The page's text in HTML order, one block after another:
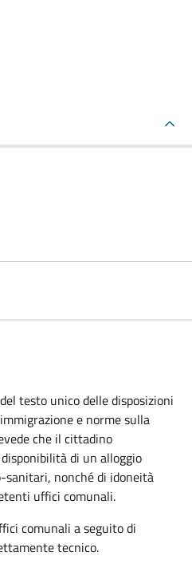
testo unico delle disposizioni
e norme sulla
che il cittadino
di un alloggio
nonché di idoneità
uffici comunali.
comunali a seguito di
tecnico.